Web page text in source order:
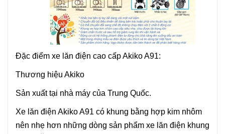
Đặc điểm xe lăn điện cao cấp Akiko A91:
Thương hiệu Akiko
Sản xuất tại nhà máy của Trung Quốc.
Xe lăn điện Akiko A91 có khung bằng hợp kim nhôm
nên nhẹ hơn những dòng sản phẩm xe lăn điện khung